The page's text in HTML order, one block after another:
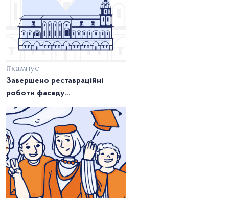
#кампус
Завершено реставраційні
роботи фасаду